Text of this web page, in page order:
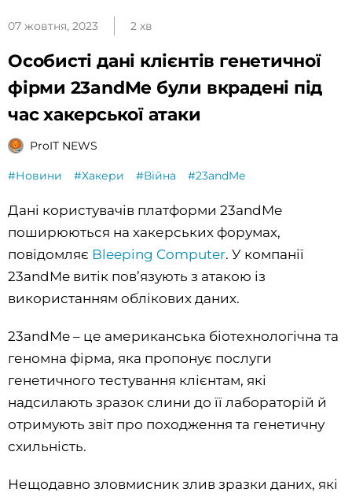
07 жовтня, 2023 2 хв
Особисті дані клієнтів генетичної
фірми 23andMe були вкрадені під
час хакерської атаки
ProIT NEWS
#Новини #Хакери #Війна #23andMe
Дані користувачів платформи 23andMe
поширюються на хакерських форумах,
повідомляє Bleeping Computer. У компанії
23andMe витік пов’язують з атакою із
використанням облікових даних.
23andMe – це американська біотехнологічна та
геномна фірма, яка пропонує послуги
генетичного тестування клієнтам, які
надсилають зразок слини до її лабораторій й
отримують звіт про походження та генетичну
схильність.
Нещодавно зловмисник злив зразки даних, які